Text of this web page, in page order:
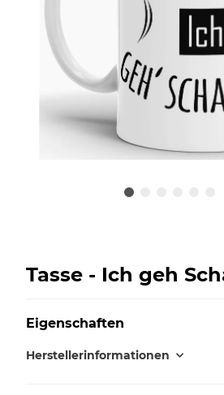
Tasse - Ich geh
Eigenschaften
Herstellerinformationen